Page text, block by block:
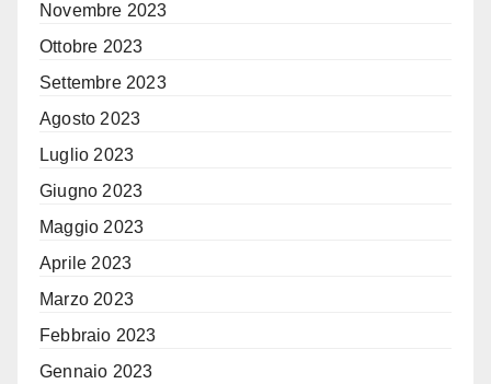
Novembre 2023
Ottobre 2023
Settembre 2023
Agosto 2023
Luglio 2023
Giugno 2023
Maggio 2023
Aprile 2023
Marzo 2023
Febbraio 2023
Gennaio 2023